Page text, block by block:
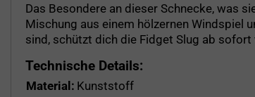
Das Besondere an dieser Schnecke, was
Mischung aus einem hölzernen Windspiel
sind, schützt dich die Fidget Slug ab sofort
Technische Details:
Material: Kunststoff